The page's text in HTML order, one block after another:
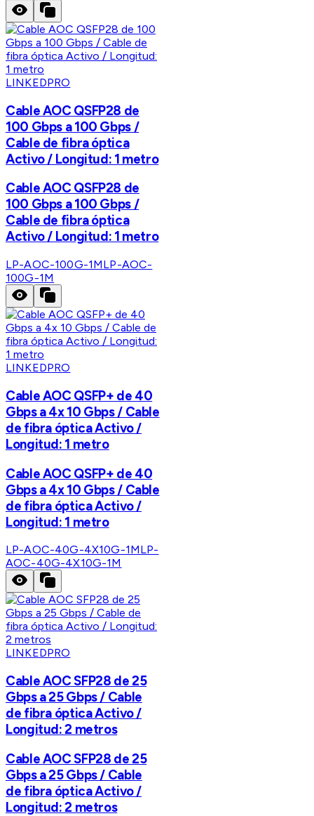
LINKEDPRO
Cable AOC QSFP28 de
100 Gbps a 100 Gbps /
Cable de fibra óptica
Activo / Longitud: 1 metro
Cable AOC QSFP28 de
100 Gbps a 100 Gbps /
Cable de fibra óptica
Activo / Longitud: 1 metro
LP-AOC-100G-1MLP-AOC-
100G-1M
LINKEDPRO
Cable AOC QSFP+ de 40
Gbps a 4x 10 Gbps / Cable
de fibra óptica Activo /
Longitud: 1 metro
Cable AOC QSFP+ de 40
Gbps a 4x 10 Gbps / Cable
de fibra óptica Activo /
Longitud: 1 metro
LP-AOC-40G-4X10G-1MLP-
AOC-40G-4X10G-1M
LINKEDPRO
Cable AOC SFP28 de 25
Gbps a 25 Gbps / Cable
de fibra óptica Activo /
Longitud: 2 metros
Cable AOC SFP28 de 25
Gbps a 25 Gbps / Cable
de fibra óptica Activo /
Longitud: 2 metros